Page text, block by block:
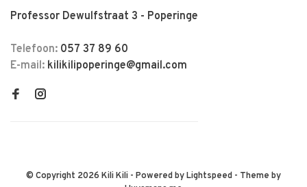
Professor Dewulfstraat 3 - Poperinge
Telefoon: 057 37 89 60
E-mail: kilikilipoperinge@gmail.com
© Copyright 2026 Kili Kili - Powered byLightspeed - Theme by